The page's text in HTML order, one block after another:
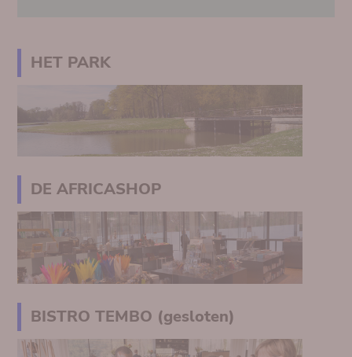
HET PARK
DE AFRICASHOP
BISTRO TEMBO (gesloten)